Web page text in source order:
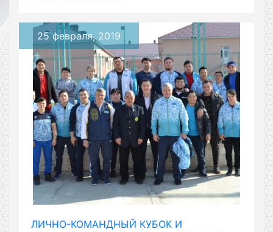
ЛИЧНО-КОМАНДНЫЙ КУБОК И
25 февраля, 2019